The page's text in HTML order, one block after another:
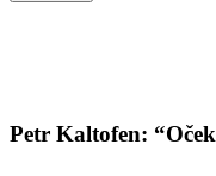
Petr Kaltofen: